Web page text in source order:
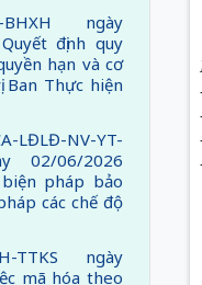
ngày
định quy
hạn và cơ
Ban Thực hiện
LĐLĐ-NV-YT-
02/06/2026
pháp bảo
các chế độ
TTKS ngày
mã hóa theo